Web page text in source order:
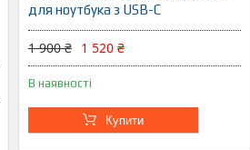
для ноутбука з USB-C
1 900 ₴ 1 520 ₴
В наявності
Купити